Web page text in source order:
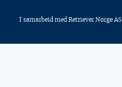
I samarbeid med Retriever Norge AS